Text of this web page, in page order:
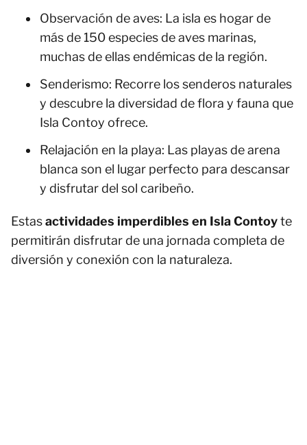
Observación de aves: La isla es hogar de
más de 150 especies de aves marinas,
muchas de ellas endémicas de la región.
Senderismo: Recorre los senderos naturales
y descubre la diversidad de flora y fauna que
Isla Contoy ofrece.
Relajación en la playa: Las playas de arena
blanca son el lugar perfecto para descansar
y disfrutar del sol caribeño.
Estasactividades imperdibles en Isla Contoyte
permitirán disfrutar de una jornada completa de
diversión y conexión con la naturaleza.